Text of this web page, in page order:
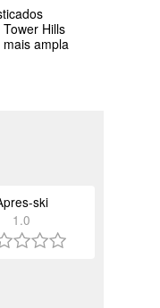
Hills
ampla
ski
1.0